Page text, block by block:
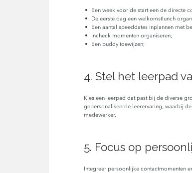
Een week voor de start een de directe
De eerste dag een welkomstlunch
Een aantal speeddates inplannen met
Incheck momenten organiseren;
Een buddy toewijzen;
4. Stel het leerpad
Kies een leerpad dat past bij de diverse
gepersonaliseerde leerervaring, waarbij
medewerker.
5. Focus op
Integreer persoonlijke contactmomenten